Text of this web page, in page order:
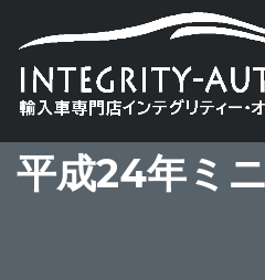
平成24年ミ